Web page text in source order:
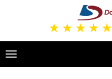
★ ★ ★ ★ ★
Toggle
navigation